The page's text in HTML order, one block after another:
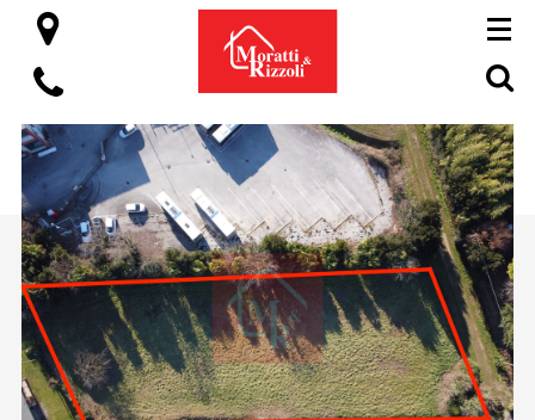
CHI SIAMO
IMMOBILI BLOG CONTATTI